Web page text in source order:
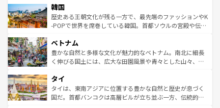
はコンテンツ一覧
いる。アクティビティも充実しており、サーフィンやダイ
ビング、ハイキングなど、アウトドア好きにはたまらな
い。オーストラリアの多彩な魅力を存分に味わいつくそ
参照してほしい。
ン）、静ひつな山岳地帯である台湾東部など、都市の喧騒
と山間の静けさが共存しており、訪れる人に新しい発見と
驚きをもたらしてくれる。また、奥深い台湾の食文化も魅
容にもいいと評判のスイーツなど、バラエティ豊かな料理
が味わえる。 なお、新着の台湾情報は コンテンツ一覧を参
照してほしい。
韓国
歴史ある王朝文化が残る一方で、最先端のファッションやK
-POPで世界を席巻している韓国。首都ソウルの宮殿や伝統
き、地方に足を延ばせば四季折々の自然美を楽しむことが
できる。そして、キムチや焼肉、絶品のストリートフード
まで、さまざまな韓国料理が待っている。夜には、韓国な
リティに包まれながら、韓国の多彩な魅力を心ゆくまで味
わってみてほしい。 なお、新着の韓国情報はコンテンツ一
覧を参照してほしい。
ベトナム
豊かな自然と多様な文化が魅力的なベトナム。南北に細長
く伸びる国土には、広大な田園風景や青々とした山々、世
急速な発展と共に伝統が息づく。ハノイの古い町並みやホ
ーチミン市のフランス統治時代の建物も、独特の雰囲気を
醸し出している。また、バラエティの豊かさとおいしさで
タイ
タイは、東南アジアに位置する豊かな自然と歴史が息づく
国だ。首都バンコクは高層ビルが立ち並ぶ一方、伝統的な